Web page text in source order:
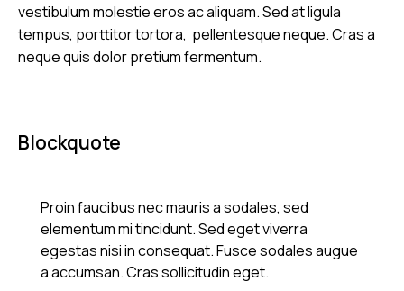
vestibulum molestie eros ac aliquam. Sed at ligula
tempus, porttitor tortora, pellentesque neque. Cras a
neque quis dolor pretium fermentum.
Blockquote
Proin faucibus nec mauris a sodales, sed
elementum mi tincidunt. Sed eget viverra
egestas nisi in consequat. Fusce sodales augue
a accumsan. Cras sollicitudin eget.